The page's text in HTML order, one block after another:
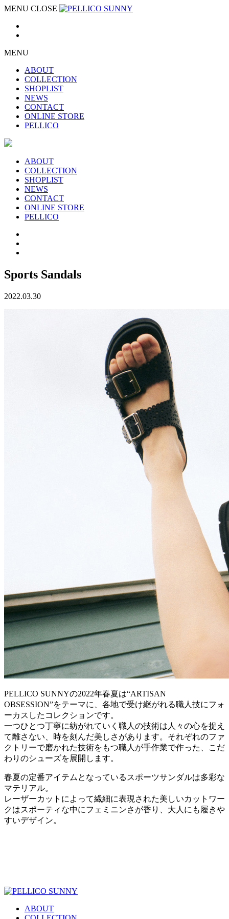
MENU CLOSE
MENU
ABOUT
COLLECTION
SHOPLIST
NEWS
CONTACT
ONLINE STORE
PELLICO
ABOUT
COLLECTION
SHOPLIST
NEWS
CONTACT
ONLINE STORE
PELLICO
Sports Sandals
2022.03.30
PELLICO SUNNYの2022年春夏は“ARTISAN
OBSESSION”をテーマに、各地で受け継がれる職人技にフォ
ーカスしたコレクションです。
一つひとつ丁寧に紡がれていく職人の技術は人々の心を捉え
て離さない、時を刻んだ美しさがあります。それぞれのファ
クトリーで磨かれた技術をもつ職人が手作業で作った、こだ
わりのシューズを展開します。
春夏の定番アイテムとなっているスポーツサンダルは多彩な
マテリアル。
レーザーカットによって繊細に表現された美しいカットワー
クはスポーティな中にフェミニンさが香り、大人にも履きや
すいデザイン。
ABOUT